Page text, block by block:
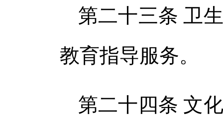
第二十三条 卫
教育指导服务。
第二十四条 文